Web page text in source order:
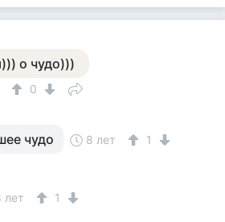
о чудо)))
0
чудо 8 лет 1
лет 1